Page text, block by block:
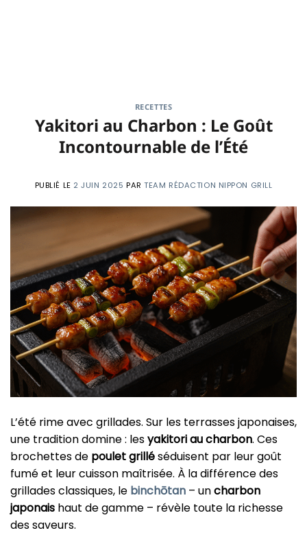
RECETTES
Yakitori au Charbon : Le Goût
Incontournable de l’Été
PUBLIÉ LE 2 JUIN 2025 PARTEAM RÉDACTION NIPPON GRILL
L’été rime avec grillades. Sur les terrasses japonaises,
une tradition domine : lesyakitori au charbon. Ces
brochettes de poulet grilléséduisent par leur goût
fumé et leur cuisson maîtrisée. À la différence des
grillades classiques, le binchōtan – uncharbon
japonais haut de gamme – révèle toute la richesse
des saveurs.